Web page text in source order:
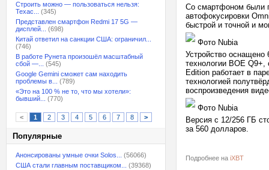
Строить можно — пользоваться нельзя:
Техас...
(345)
Представлен смартфон Redmi 17 5G —
дисплей...
(698)
Китай ответил на санкции США: ограничил...
(746)
В работе Рунета произошёл масштабный
сбой —...
(545)
Google Gemini сможет сам находить
проблемы в...
(789)
«Это на 100 % не то, что мы хотели»:
бывший...
(770)
< 1 2 3 4 5 6 7 8 >
Популярные
Анонсированы умные очки Solos...
(56066)
США стали главным поставщиком...
(39368)
Со смартфоном были
автофокусировки
быстрой и точной и
Фото Nubia
Устройство
технологии BOE
Edition работает в
технологией
воспроизведения
Фото Nubia
Версия с 12/256 ГБ
за 560 долларов.
Подробнее на iXBT